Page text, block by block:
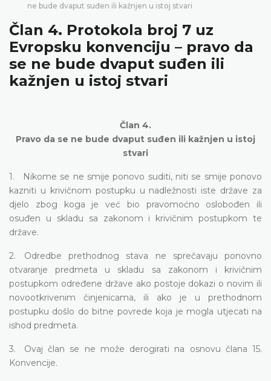
ne bude dvaput suđen ili kažnjen u istoj stvari
Član 4. Protokola broj 7 uz
Evropsku konvenciju – pravo da
se ne bude dvaput suđen ili
kažnjen u istoj stvari
Član 4.
Pravo da se ne bude dvaput suđen ili kažnjen u istoj
stvari
1. Nikome se ne smije ponovo suditi, niti se smije ponovo
kazniti u krivičnom postupku u nadležnosti iste države za
djelo zbog koga je već bio pravomoćno oslobođen ili
osuđen u skladu sa zakonom i krivičnim postupkom te
države.
2. Odredbe prethodnog stava ne sprečavaju ponovno
otvaranje predmeta u skladu sa zakonom i krivičnim
postupkom određene države ako postoje dokazi o novim ili
novootkrivenim činjenicama, ili ako je u prethodnom
postupku došlo do bitne povrede koja je mogla utjecati na
ishod predmeta.
3. Ovaj član se ne može derogirati na osnovu člana 15.
Konvencije.